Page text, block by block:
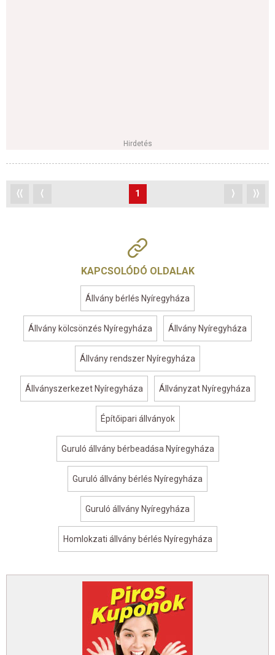
Hirdetés
⟨⟨ ⟨ 1 ⟩ ⟩⟩
KAPCSOLÓDÓ OLDALAK
Állvány bérlés Nyíregyháza
Állvány kölcsönzés Nyíregyháza Állvány Nyíregyháza
Állvány rendszer Nyíregyháza
Állványszerkezet Nyíregyháza Állványzat Nyíregyháza
Építőipari állványok
Guruló állvány bérbeadása Nyíregyháza
Guruló állvány bérlés Nyíregyháza
Guruló állvány Nyíregyháza
Homlokzati állvány bérlés Nyíregyháza